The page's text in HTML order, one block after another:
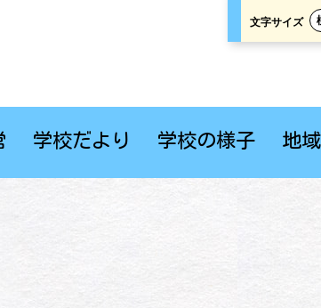
文字サイズ
学校だより 学校の様子 地